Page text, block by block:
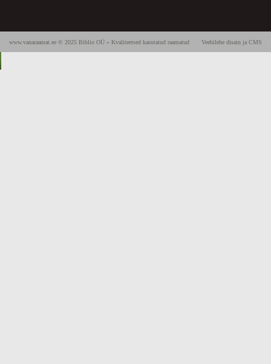
Veebilehe disain ja CMS
www.vanaraamat.ee © 2025 Biblio OÜ » Kvaliteetsed kasutatud raamatud